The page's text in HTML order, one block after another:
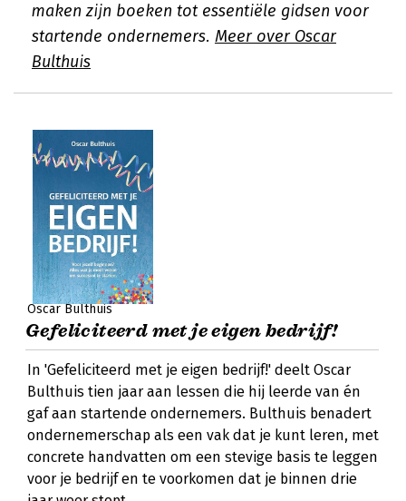
maken zijn boeken tot essentiële gidsen voor
startende ondernemers. Meer over Oscar
Bulthuis
Oscar Bulthuis
Gefeliciteerd met je eigen bedrijf!
In 'Gefeliciteerd met je eigen bedrijf!' deelt Oscar
Bulthuis tien jaar aan lessen die hij leerde van én
gaf aan startende ondernemers. Bulthuis benadert
ondernemerschap als een vak dat je kunt leren, met
concrete handvatten om een stevige basis te leggen
voor je bedrijf en te voorkomen dat je binnen drie